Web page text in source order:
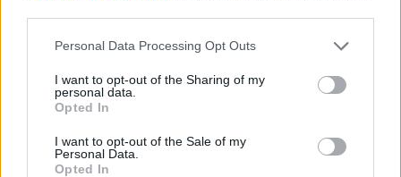
Personal Data Processing Opt Outs
I want to opt-out of the Sharing of my
personal data.
Opted In
I want to opt-out of the Sale of my
Personal Data.
Opted In
Toffifee-Dessert
Mittel